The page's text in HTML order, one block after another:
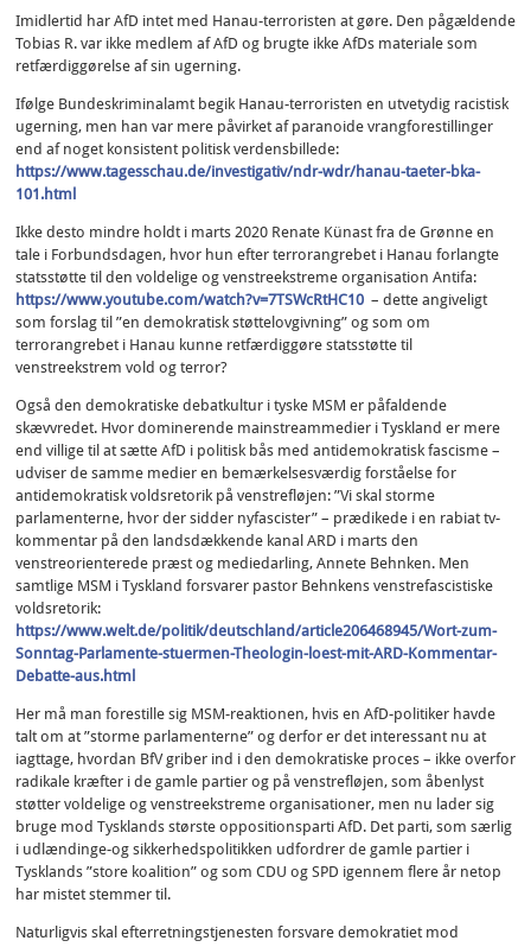
Imidlertid har AfD intet med Hanau-terroristen at gøre. Den pågældende
Tobias R. var ikke medlem af AfD og brugte ikke AfDs materiale som
retfærdiggørelse af sin ugerning.
Ifølge Bundeskriminalamt begik Hanau-terroristen en utvetydig racistisk
ugerning, men han var mere påvirket af paranoide vrangforestillinger
end af noget konsistent politisk verdensbillede:
https://www.tagesschau.de/investigativ/ndr-wdr/hanau-taeter-bka-
101.html
Ikke desto mindre holdt i marts 2020 Renate Künast fra de Grønne en
tale i Forbundsdagen, hvor hun efter terrorangrebet i Hanau forlangte
statsstøtte til den voldelige og venstreekstreme organisation Antifa:
https://www.youtube.com/watch?v=7TSWcRtHC10– dette angiveligt
som forslag til ”en demokratisk støttelovgivning” og som om
terrorangrebet i Hanau kunne retfærdiggøre statsstøtte til
venstreekstrem vold og terror?
Også den demokratiske debatkultur i tyske MSM er påfaldende
skævvredet. Hvor dominerende mainstreammedier i Tyskland er mere
end villige til at sætte AfD i politisk bås med antidemokratisk fascisme –
udviser de samme medier en bemærkelsesværdig forståelse for
antidemokratisk voldsretorik på venstrefløjen: ”Vi skal storme
parlamenterne, hvor der sidder nyfascister” – prædikede i en rabiat tv-
kommentar på den landsdækkende kanal ARD i marts den
venstreorienterede præst og mediedarling, Annete Behnken. Men
samtlige MSM i Tyskland forsvarer pastor Behnkens venstrefascistiske
voldsretorik:
https://www.welt.de/politik/deutschland/article206468945/Wort-zum-
Sonntag-Parlamente-stuermen-Theologin-loest-mit-ARD-Kommentar-
Debatte-aus.html
Her må man forestille sig MSM-reaktionen, hvis en AfD-politiker havde
talt om at ”storme parlamenterne” og derfor er det interessant nu at
iagttage, hvordan BfV griber ind i den demokratiske proces – ikke overfor
radikale kræfter i de gamle partier og på venstrefløjen, som åbenlyst
støtter voldelige og venstreekstreme organisationer, men nu lader sig
bruge mod Tysklands største oppositionsparti AfD. Det parti, som særlig
i udlændinge-og sikkerhedspolitikken udfordrer de gamle partier i
Tysklands ”store koalition” og som CDU og SPD igennem flere år netop
har mistet stemmer til.
Naturligvis skal efterretningstjenesten forsvare demokratiet mod